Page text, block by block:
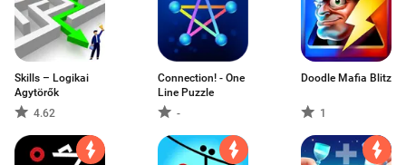
Skills – Logikai
Agytörők
4.62
Connection! - One
Line Puzzle
-
Doodle Mafia Blitz
1